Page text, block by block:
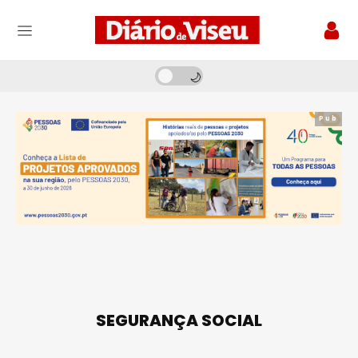
Pub
SEGURANÇA SOCIAL